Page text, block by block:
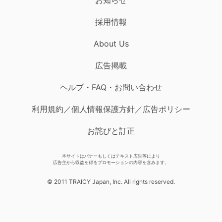
採用情報
About Us
広告掲載
ヘルプ・FAQ・お問い合わせ
利用規約／個人情報保護方針／広告ポリシー
お詫びと訂正
本サイトはバナーもしくはテキスト広告等により
広告主から収益を得るプロモーションの内容を含みます。
© 2011 TRAICY Japan, Inc. All rights reserved.